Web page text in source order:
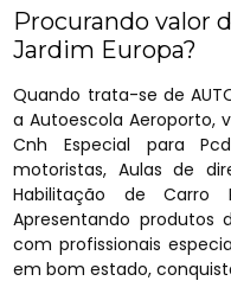
Procurando valor
Jardim Europa?
Quando trata-se de AUTO
a Autoescola Aeroporto,
Cnh Especial para
motoristas, Aulas de
Habilitação de Carro
Apresentando produtos
com profissionais
em bom estado,